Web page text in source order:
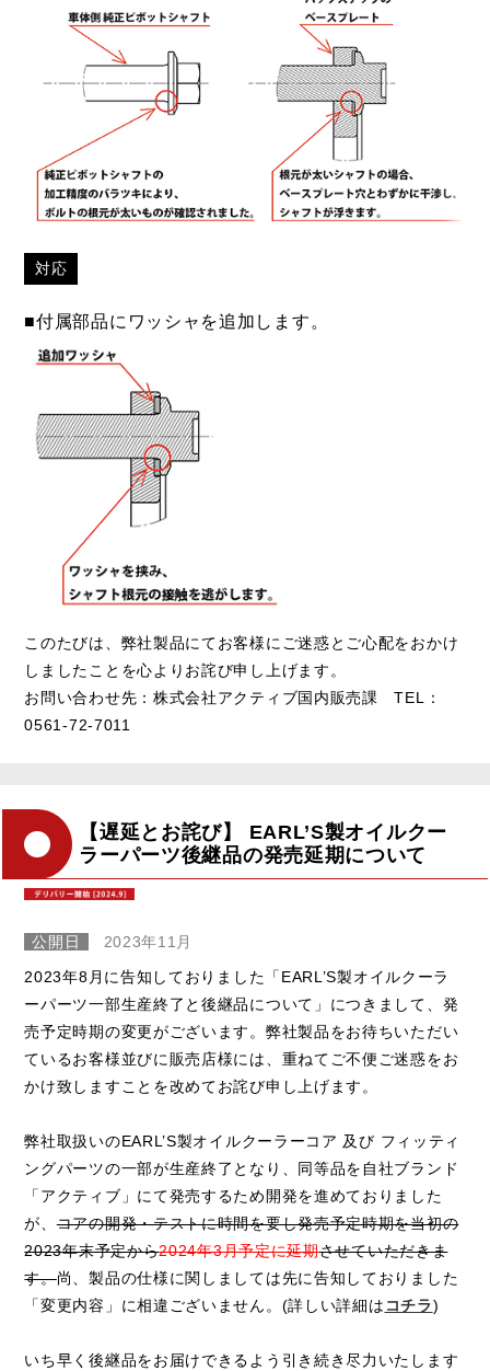
対応
■付属部品にワッシャを追加します。
このたびは、弊社製品にてお客様にご迷惑とご心配をおかけ
しましたことを心よりお詫び申し上げます。
お問い合わせ先：株式会社アクティブ国内販売課 TEL：
0561-72-7011
【遅延とお詫び】 EARL’S製オイルクー
ラーパーツ後継品の発売延期について
公開日
2023年11月
2023年8月に告知しておりました「EARL’S製オイルクーラ
ーパーツ一部生産終了と後継品について」につきまして、発
売予定時期の変更がございます。弊社製品をお待ちいただい
ているお客様並びに販売店様には、重ねてご不便ご迷惑をお
かけ致しますことを改めてお詫び申し上げます。
弊社取扱いのEARL’S製オイルクーラーコア 及び フィッティ
ングパーツの一部が生産終了となり、同等品を自社ブランド
「アクティブ」にて発売するため開発を進めておりました
が、コアの開発・テストに時間を要し発売予定時期を当初の
2023年末予定から2024年3月予定に延期させていただきま
す。尚、製品の仕様に関しましては先に告知しておりました
「変更内容」に相違ございません。(詳しい詳細は コチラ)
いち早く後継品をお届けできるよう引き続き尽力いたします